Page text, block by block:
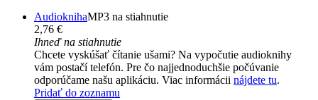
AudioknihaMP3 na stiahnutie
2,76 €
Ihneď na stiahnutie
Chcete vyskúšať čítanie ušami? Na vypočutie audioknihy
vám postačí telefón. Pre čo najjednoduchšie počúvanie
odporúčame našu aplikáciu. Viac informácii nájdete tu.
Pridať do zoznamu